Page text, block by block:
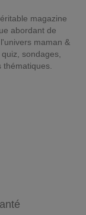
magazine
abordant de
maman &
sondages,